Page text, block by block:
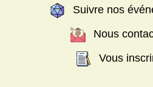
Suivre nos
Nous
Vous